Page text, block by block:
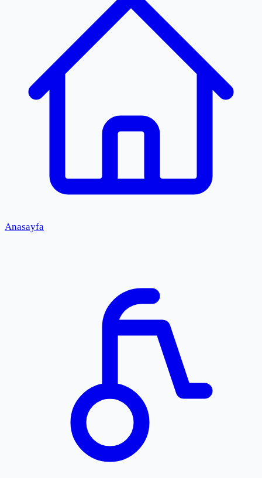
Anasayfa